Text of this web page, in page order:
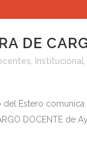
DE
, Institucional,
Estero
DOCENTE de